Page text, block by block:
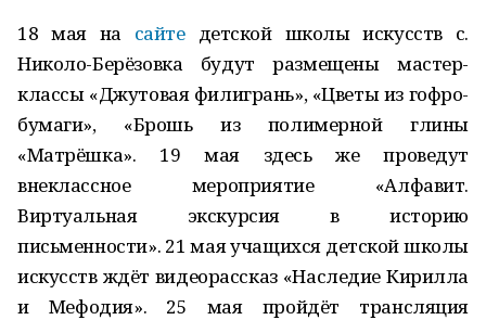
18 мая на сайтедетской школы искусств с.
Николо-Берёзовка будут размещены мастер-
классы «Джутовая филигрань», «Цветы из гофро-
бумаги», «Брошь из полимерной глины
«Матрёшка». 19 мая здесь же проведут
внеклассное мероприятие «Алфавит.
Виртуальная экскурсия в историю
письменности». 21 мая учащихся детской школы
искусств ждёт видеорассказ «Наследие Кирилла
и Мефодия». 25 мая пройдёт трансляция